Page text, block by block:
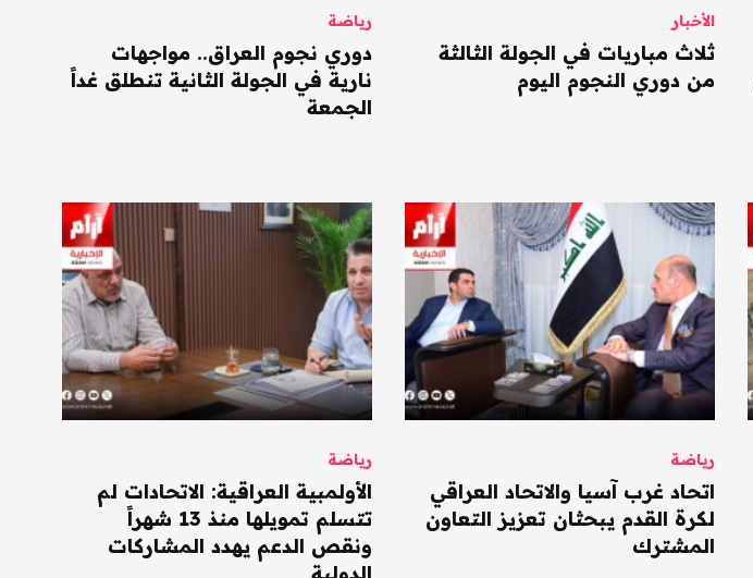
الأخبار
ثلاث مباريات في الجولة الثالثة
من دوري النجوم اليوم
رياضة
دوري نجوم العراق.. مواجهات
نارية في الجولة الثانية تنطلق غداً
الجمعة
رياضة
اتحاد غرب آسيا والاتحاد العراقي
لكرة القدم يبحثان تعزيز التعاون
المشترك
رياضة
الأولمبية العراقية: الاتحادات لم
تتسلم تمويلها منذ 13 شهراً
ونقص الدعم يهدد المشاركات